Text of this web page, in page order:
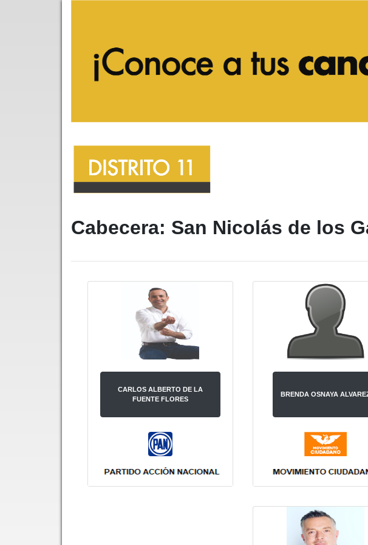
Cabecera: San Nicolás de los
CARLOS ALBERTO DE LA
FUENTE FLORES
BRENDA OSNAYA